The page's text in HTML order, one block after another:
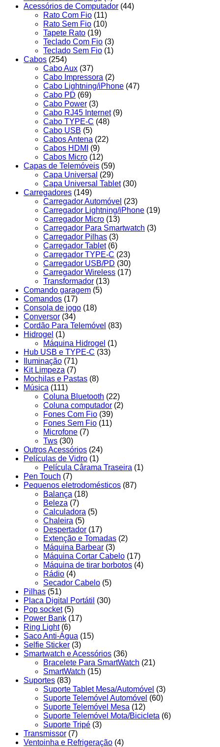
Acessórios de Computador (44)
Rato Com Fio (11)
Rato Sem Fio (10)
Tapete Rato (19)
Teclado Com Fio (3)
Teclado Sem Fio (1)
Cabos (254)
Cabo Aux (37)
Cabo Impressora (2)
Cabo Lightning/iPhone (47)
Cabo PD (69)
Cabo Power (3)
Cabo RJ45 Internet (9)
Cabo TYPE-C (48)
Cabo USB (5)
Cabos Antena (22)
Cabos HDMI
(9)
Cabos Micro (12)
Capas de Telemóveis (59)
Capa Universal (29)
Capa Universal Tablet (30)
Carregadores (149)
Carregador Automóvel (23)
Carregador Lightning/iPhone (19)
Carregador Micro (13)
Carregador Para Smartwatch (3)
Carregador Pilhas (3)
Carregador Tablet (6)
Carregador TYPE-C (23)
Carregador USB/PD (30)
Carregador Wireless (17)
Transformador (13)
Comando garagem (5)
Comandos (17)
Consola de jogo (18)
Conversor (34)
Cordão Para Telemóvel (83)
Hidrogel (1)
Máquina Hidrogel (1)
Hub USB e TYPE-C (33)
Iluminação (71)
Kit Limpeza (7)
Mochilas e Pastas (8)
Música (111)
Coluna Bluetooth (22)
Coluna computador (2)
Fones Com Fio (39)
Fones Sem Fio (11)
Microfone (7)
Tws (30)
Outros Acessórios (24)
Películas de Vidro (1)
Película Cârama Traseira (1)
Pen Touch (7)
Pequenos eletrodomésticos (87)
Balança (18)
Beleza (7)
Calculadora (5)
Chaleira (5)
Despertador (17)
Extenção e Tomadas (2)
Máquina Barbear (3)
Máquina Cortar Cabelo (17)
Máquina de tirar borbotos (4)
Rádio (4)
Secador Cabelo (5)
Pilhas (51)
Placa Digital Portátil (30)
Pop socket (5)
Power Bank (17)
Ring Light (6)
Saco Anti-Água (15)
Selfie Sticker (3)
Smartwatch e Acessórios (36)
Bracelete Para SmartWatch (21)
SmartWatch (15)
Suportes (83)
Suporte Tablet Mesa/Automóvel (3)
Suporte Telemóvel Automóvel (60)
Suporte Telemóvel Mesa (12)
Suporte Telemóvel Mota/Bicicleta (6)
Suporte Tripé (3)
Transmissor (7)
Ventoinha e Refrigeração (4)